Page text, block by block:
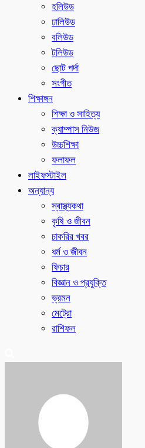
হলিউড
ঢালিউড
বলিউড
টলিউড
ছোট পর্দা
সংগীত
শিক্ষাঙ্গন
শিক্ষা ও সাহিত্য
ক্যাম্পাস নিউজ
উচ্চশিক্ষা
ফলাফল
লাইফস্টাইল
অন্যান্য
স্বাস্থ্যকথা
কৃষি ও জীবন
চাকরির খবর
ধর্ম ও জীবন
ফিচার
বিজ্ঞান ও প্রযুক্তি
ভ্রমন
মেট্রো
রাশিফল